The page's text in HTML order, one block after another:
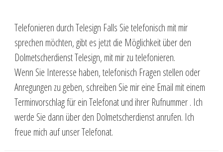
Telefonieren durch Telesign Falls Sie telefonisch mit mir
sprechen möchten, gibt es jetzt die Möglichkeit über den
Dolmetscherdienst Telesign, mit mir zu telefonieren.
Wenn Sie Interesse haben, telefonisch Fragen stellen oder
Anregungen zu geben, schreiben Sie mir eine Email mit einem
Terminvorschlag für ein Telefonat und ihrer Rufnummer . Ich
werde Sie dann über den Dolmetscherdienst anrufen. Ich
freue mich auf unser Telefonat.